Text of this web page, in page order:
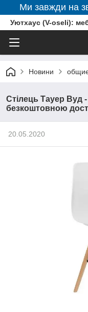
Ми завжди на
Уютхаус (V-oseli):
Новини
Стілець Тауер Вуд
безкоштовною
20.05.2020